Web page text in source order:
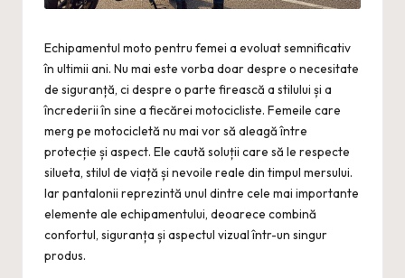
Echipamentul moto pentru femei a evoluat semnificativ
în ultimii ani. Nu mai este vorba doar despre o necesitate
de siguranță, ci despre o parte firească a stilului și a
încrederii în sine a fiecărei motocicliste. Femeile care
merg pe motocicletă nu mai vor să aleagă între
protecție și aspect. Ele caută soluții care să le respecte
silueta, stilul de viață și nevoile reale din timpul mersului.
Iar pantalonii reprezintă unul dintre cele mai importante
elemente ale echipamentului, deoarece combină
confortul, siguranța și aspectul vizual într-un singur
produs.